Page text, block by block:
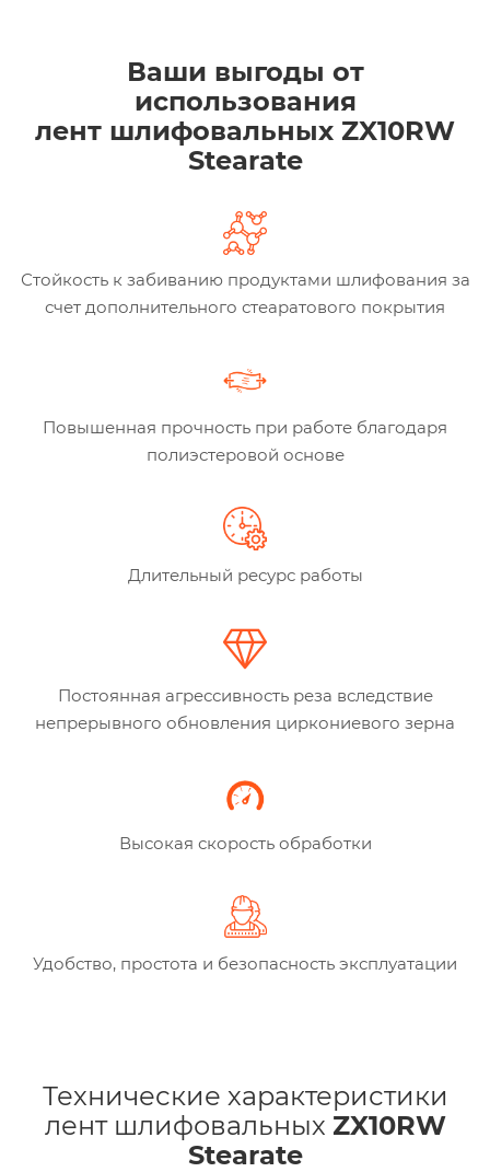
Ваши выгоды от
использования
лент шлифовальных ZX10RW
Stearate
Стойкость к забиванию продуктами шлифования за
счет дополнительного стеаратового покрытия
Повышенная прочность при работе благодаря
полиэстеровой основе
Длительный ресурс работы
Постоянная агрессивность реза вследствие
непрерывного обновления циркониевого зерна
Высокая скорость обработки
Удобство, простота и безопасность эксплуатации
Технические характеристики
лент шлифовальных ZX10RW
Stearate